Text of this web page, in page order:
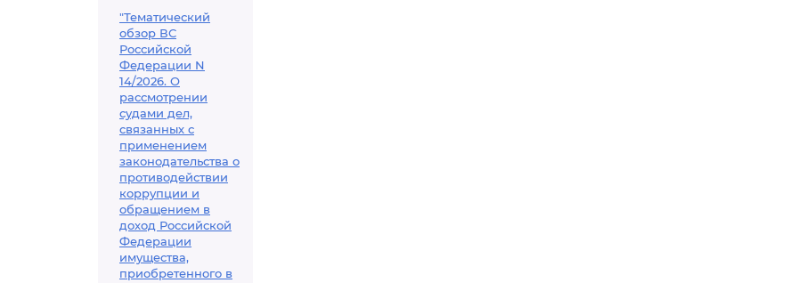
"Тематический
обзор ВС
Российской
Федерации N
14/2026. О
рассмотрении
судами дел,
связанных с
применением
законодательства о
противодействии
коррупции и
обращением в
доход Российской
Федерации
имущества,
приобретенного в